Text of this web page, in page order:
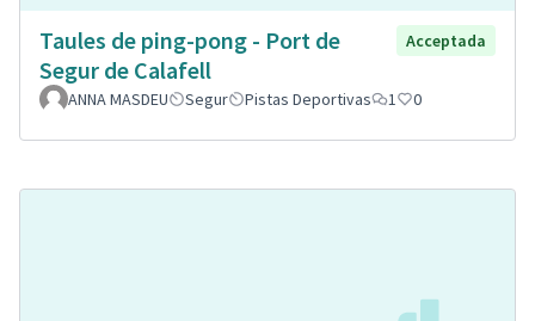
Taules de ping-pong - Port de
Segur de Calafell
Acceptada
ANNA MASDEU Segur Pistas Deportivas 1 0